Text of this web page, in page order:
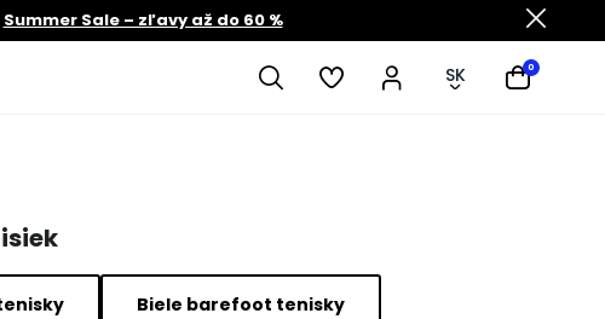
Summer Sale – zľavy až do 60 %
SK 0
Biele barefoot tenisky